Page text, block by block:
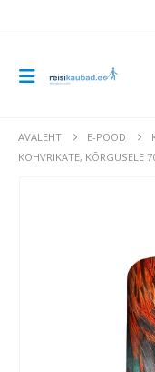
AVALEHT E-POOD
KOHVRIKATE, KÕRGUSELE